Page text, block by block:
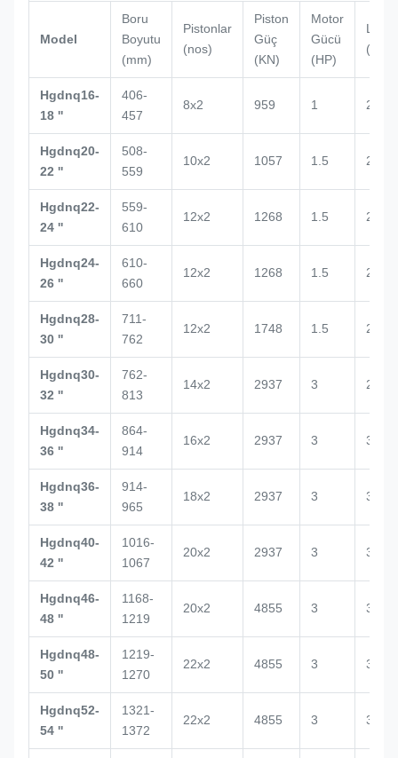
Model
Boru
Boyutu
(mm)
Pistonlar
(nos)
Piston
Güç
(KN)
Motor
Gücü
(HP)
L
(mm)
Hgdnq16-
18 ''
406-
457
8x2 959 1 2132
Hgdnq20-
22 ''
508-
559
10x2 1057 1.5 2434
Hgdnq22-
24 ''
559-
610
12x2 1268 1.5 2500
Hgdnq24-
26 ''
610-
660
12x2 1268 1.5 2672
Hgdnq28-
30 ''
711-
762
12x2 1748 1.5 2700
Hgdnq30-
32 ''
762-
813
14x2 2937 3 2938
Hgdnq34-
36 ''
864-
914
16x2 2937 3 3020
Hgdnq36-
38 ''
914-
965
18x2 2937 3 3188
Hgdnq40-
42 ''
1016-
1067
20x2 2937 3 3029
Hgdnq46-
48 ''
1168-
1219
20x2 4855 3 3100
Hgdnq48-
50 ''
1219-
1270
22x2 4855 3 3517
Hgdnq52-
54 ''
1321-
1372
22x2 4855 3 3520